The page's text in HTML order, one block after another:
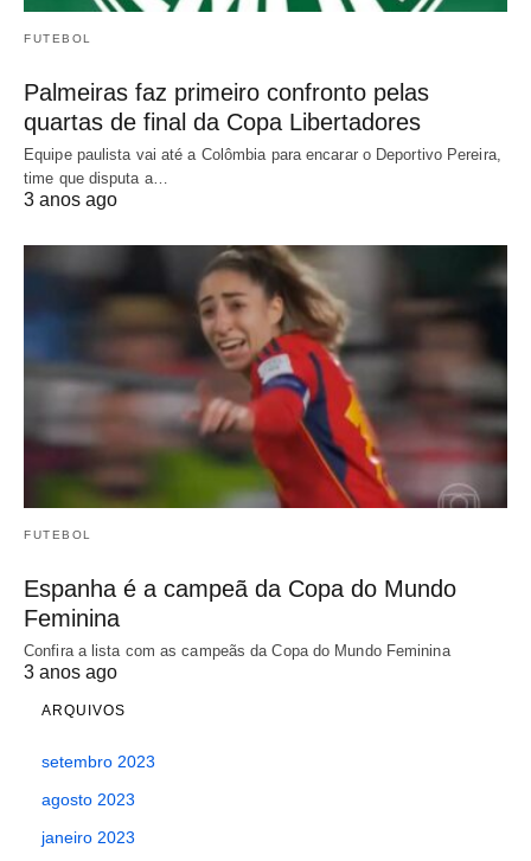
FUTEBOL
Palmeiras faz primeiro confronto pelas
quartas de final da Copa Libertadores
Equipe paulista vai até a Colômbia para encarar o Deportivo Pereira,
time que disputa a…
3 anos ago
FUTEBOL
Espanha é a campeã da Copa do Mundo
Feminina
Confira a lista com as campeãs da Copa do Mundo Feminina
3 anos ago
ARQUIVOS
setembro 2023
agosto 2023
janeiro 2023